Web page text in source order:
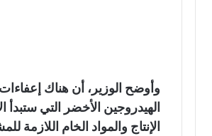
الهيدروجين الأخضر التي
الإنتاج والمواد الخام